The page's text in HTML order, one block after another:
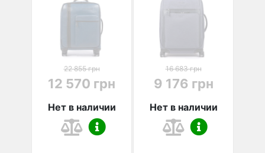
22 855 грн
12 570 грн
Нет в наличии
16 683 грн
9 176 грн
Нет в наличии